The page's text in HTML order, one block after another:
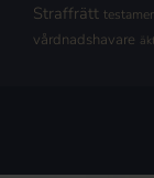
Straffrätt
vårdnadshavare